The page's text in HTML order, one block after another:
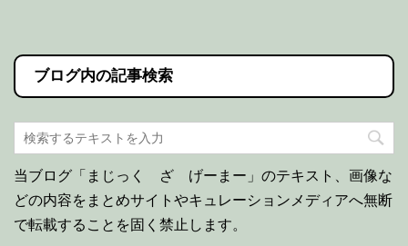
ブログ内の記事検索
当ブログ「まじっく ざ げーまー」のテキスト、画像な
どの内容をまとめサイトやキュレーションメディアへ無断
で転載することを固く禁止します。